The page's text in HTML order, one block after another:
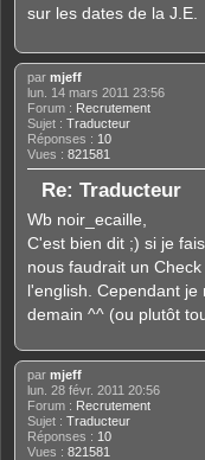
sur les dates de la J.E.
par mjeff
lun. 14 mars 2011 23:56
Forum : Recrutement
Sujet : Traducteur
Réponses : 10
Vues : 821581
Re: Traducteur
Wb noir_ecaille,
C'est bien dit ;) si je
nous faudrait un
l'english. Cependant je
demain ^^ (ou plutôt
par mjeff
lun. 28 févr. 2011 20:56
Forum : Recrutement
Sujet : Traducteur
Réponses : 10
Vues : 821581